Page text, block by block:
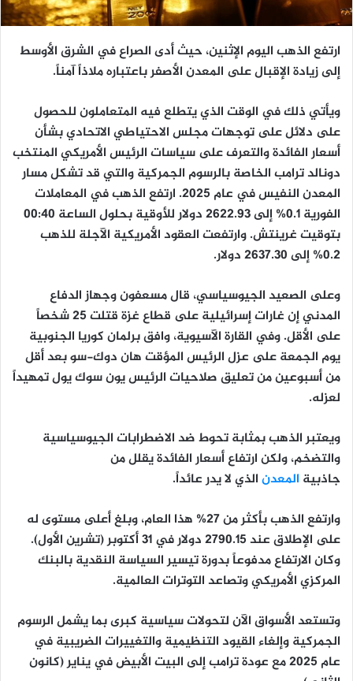
ارتفع الذهب اليوم الإثنين، حيث أدى الصراع في الشرق الأوسط
إلى زيادة الإقبال على المعدن الأصفر باعتباره ملاذاً آمناً.
ويأتي ذلك في الوقت الذي يتطلع فيه المتعاملون للحصول
على دلائل على توجهات مجلس الاحتياطي الاتحادي بشأن
أسعار الفائدة والتعرف على سياسات الرئيس الأمريكي المنتخب
دونالد ترامب الخاصة بالرسوم الجمركية والتي قد تشكل مسار
المعدن النفيس في عام 2025. ارتفع الذهب في المعاملات
الفورية 0.1% إلى 2622.93 دولار للأوقية بحلول الساعة 00:40
بتوقيت غرينتش. وارتفعت العقود الأمريكية الآجلة للذهب
0.2% إلى 2637.30 دولار.
وعلى الصعيد الجيوسياسي، قال مسعفون وجهاز الدفاع
المدني إن غارات إسرائيلية على قطاع غزة قتلت 25 شخصاً
على الأقل. وفي القارة الآسيوية، وافق برلمان كوريا الجنوبية
يوم الجمعة على عزل الرئيس المؤقت هان دوك-سو بعد أقل
من أسبوعين من تعليق صلاحيات الرئيس يون سوك يول تمهيداً
لعزله.
ويعتبر الذهب بمثابة تحوط ضد الاضطرابات الجيوسياسية
والتضخم، ولكن ارتفاع أسعار الفائدة يقلل من
جاذبية المعدنالذي لا يدر عائداً.
وارتفع الذهب بأكثر من 27% هذا العام، وبلغ أعلى مستوى له
على الإطلاق عند 2790.15 دولار في 31 أكتوبر (تشرين الأول).
وكان الارتفاع مدفوعاً بدورة تيسير السياسة النقدية بالبنك
المركزي الأمريكي وتصاعد التوترات العالمية.
وتستعد الأسواق الآن لتحولات سياسية كبرى بما يشمل الرسوم
الجمركية وإلغاء القيود التنظيمية والتغييرات الضريبية في
عام 2025 مع عودة ترامب إلى البيت الأبيض في يناير (كانون